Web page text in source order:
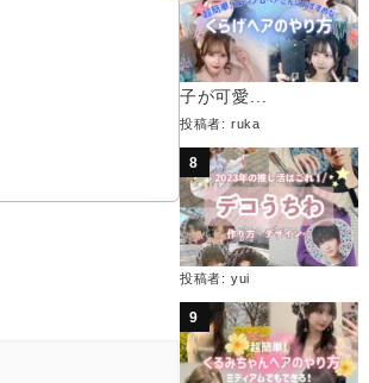
子が可愛...
投稿者: ruka
投稿者: yui